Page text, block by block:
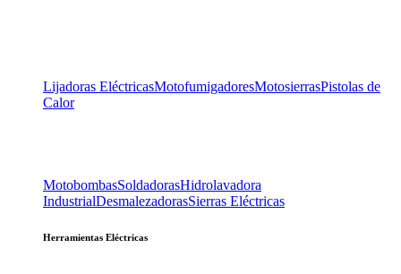
Lijadoras EléctricasMotofumigadoresMotosierrasPistolas de
Calor
MotobombasSoldadorasHidrolavadora
IndustrialDesmalezadorasSierras Eléctricas
Herramientas Eléctricas